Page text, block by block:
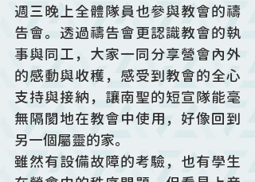
週三晚上全體隊員也參與教會的禱
告會。透過禱告會更認識教會的執
事與同工，大家一同分享營會內外
的感動與收穫，感受到教會的全心
支持與接納，讓南聖的短宣隊能毫
無隔閡地在教會中使用，好像回到
另一個屬靈的家。
雖然有設備故障的考驗，也有學生